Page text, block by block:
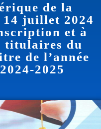
de la
juillet 2024
et à
titulaires du
de l’année
2025